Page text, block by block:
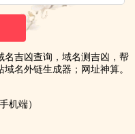
名吉凶查询，域名测吉凶，帮
名外链生成器；网址神算。
机端）